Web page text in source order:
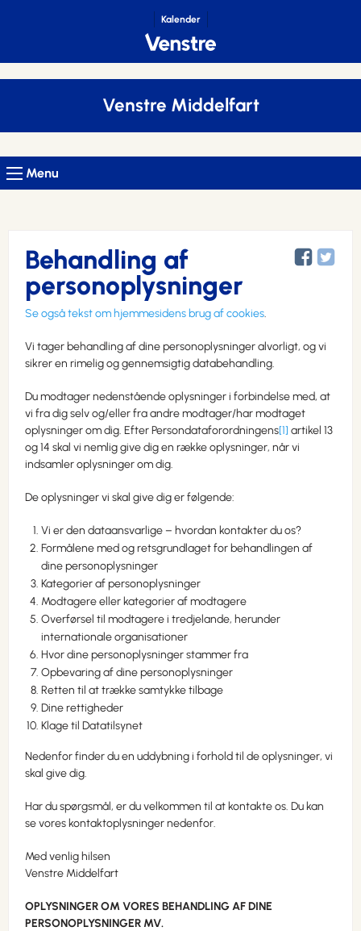
Kalender
Venstre Middelfart
Menu
Behandling af
personoplysninger
Se også tekst om hjemmesidens brug af cookies.
Vi tager behandling af dine personoplysninger alvorligt, og vi
sikrer en rimelig og gennemsigtig databehandling.
Du modtager nedenstående oplysninger i forbindelse med, at
vi fra dig selv og/eller fra andre modtager/har modtaget
oplysninger om dig. Efter Persondataforordningens[1] artikel 13
og 14 skal vi nemlig give dig en række oplysninger, når vi
indsamler oplysninger om dig.
De oplysninger vi skal give dig er følgende:
Vi er den dataansvarlige – hvordan kontakter du os?
Formålene med og retsgrundlaget for behandlingen af
dine personoplysninger
Kategorier af personoplysninger
Modtagere eller kategorier af modtagere
Overførsel til modtagere i tredjelande, herunder
internationale organisationer
Hvor dine personoplysninger stammer fra
Opbevaring af dine personoplysninger
Retten til at trække samtykke tilbage
Dine rettigheder
Klage til Datatilsynet
Nedenfor finder du en uddybning i forhold til de oplysninger, vi
skal give dig.
Har du spørgsmål, er du velkommen til at kontakte os. Du kan
se vores kontaktoplysninger nedenfor.
Med venlig hilsen
Venstre Middelfart
OPLYSNINGER OM VORES BEHANDLING AF DINE
PERSONOPLYSNINGER MV.